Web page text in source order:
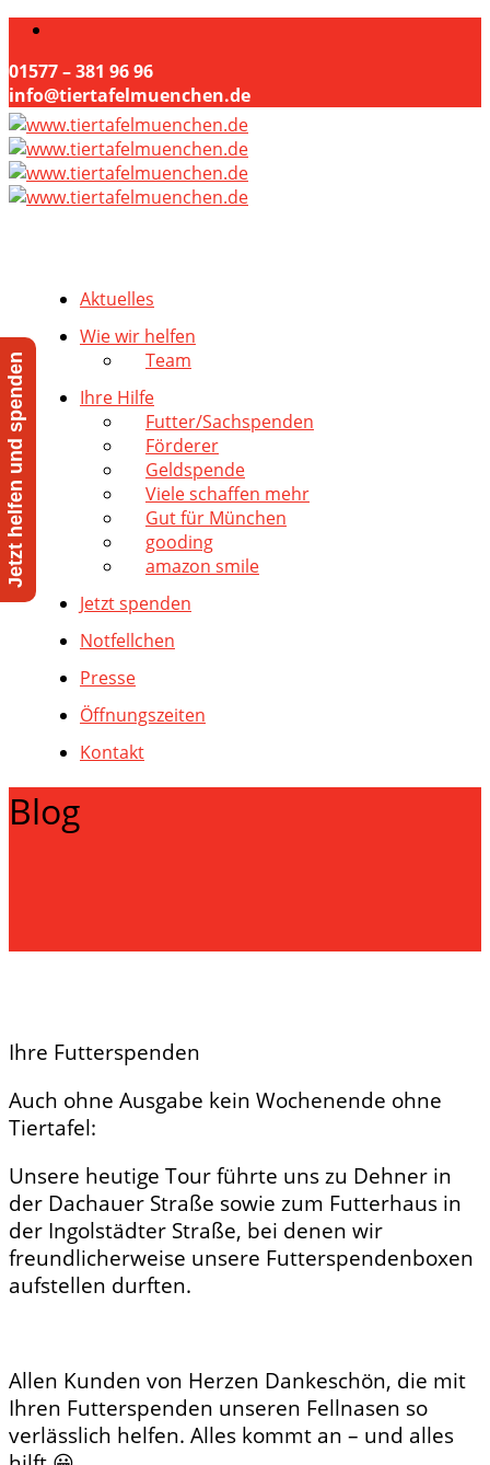
01577 – 381 96 96
info@tiertafelmuenchen.de
Aktuelles
Wie wir helfen
Team
Ihre Hilfe
Futter/Sachspenden
Förderer
Geldspende
Viele schaffen mehr
Gut für München
gooding
amazon smile
Jetzt spenden
Notfellchen
Presse
Öffnungszeiten
Kontakt
Blog
Ihre Futterspenden
Auch ohne Ausgabe kein Wochenende ohne
Tiertafel:
Unsere heutige Tour führte uns zu Dehner in
der Dachauer Straße sowie zum Futterhaus in
der Ingolstädter Straße, bei denen wir
freundlicherweise unsere Futterspendenboxen
aufstellen durften.
Allen Kunden von Herzen Dankeschön, die mit
Ihren Futterspenden unseren Fellnasen so
verlässlich helfen. Alles kommt an – und alles
Jetzt helfen und spenden